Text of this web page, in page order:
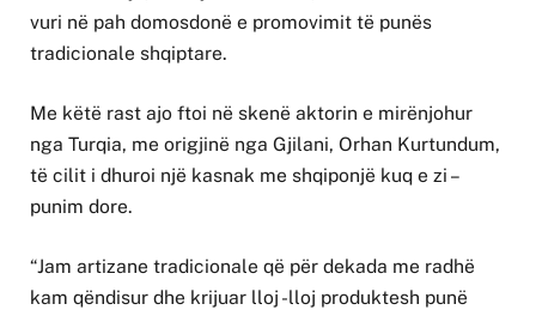
vuri në pah domosdonë e promovimit të punës
tradicionale shqiptare.
Me këtë rast ajo ftoi në skenë aktorin e mirënjohur
nga Turqia, me origjinë nga Gjilani, Orhan Kurtundum,
të cilit i dhuroi një kasnak me shqiponjë kuq e zi –
punim dore.
“Jam artizane tradicionale që për dekada me radhë
kam qëndisur dhe krijuar lloj -lloj produktesh punë